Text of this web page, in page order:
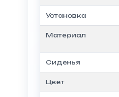
Установка
Материал
Сиденья
Цвет